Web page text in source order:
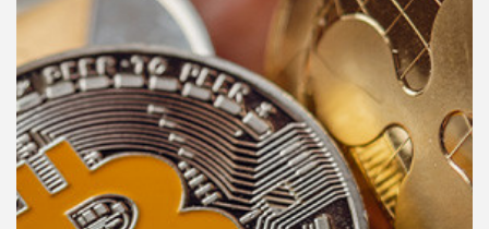
เพล
ลิ
สต์
ของ
คุณ
เพลง